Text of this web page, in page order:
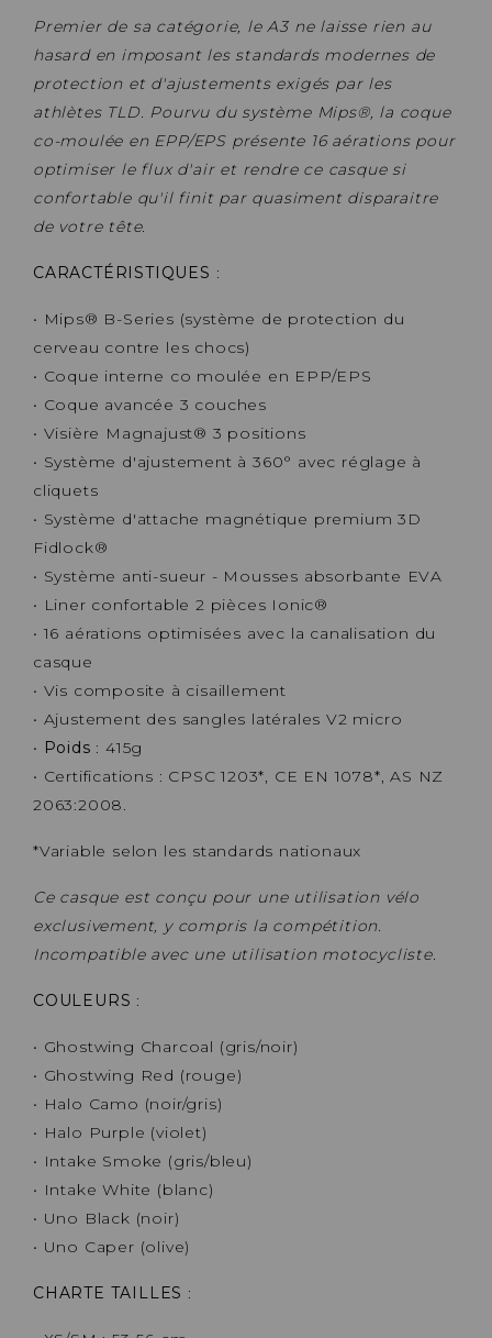
Premier de sa catégorie, le A3 ne laisse rien au
hasard en imposant les standards modernes de
protection et d'ajustements exigés par les
athlètes TLD. Pourvu du système Mips®, la coque
co-moulée en EPP/EPS présente 16 aérations pour
optimiser le flux d'air et rendre ce casque si
confortable qu'il finit par quasiment disparaitre
de votre tête.
CARACTÉRISTIQUES :
• Mips® B-Series (système de protection du
cerveau contre les chocs)
• Coque interne co moulée en EPP/EPS
• Coque avancée 3 couches
• Visière Magnajust® 3 positions
• Système d'ajustement à 360° avec réglage à
cliquets
• Système d'attache magnétique premium 3D
Fidlock®
• Système anti-sueur - Mousses absorbante EVA
• Liner confortable 2 pièces Ionic®
• 16 aérations optimisées avec la canalisation du
casque
• Vis composite à cisaillement
• Ajustement des sangles latérales V2 micro
• Poids : 415g
• Certifications : CPSC 1203*, CE EN 1078*, AS NZ
2063:2008.
*Variable selon les standards nationaux
Ce casque est conçu pour une utilisation vélo
exclusivement, y compris la compétition.
Incompatible avec une utilisation motocycliste.
COULEURS :
• Ghostwing Charcoal (gris/noir)
• Ghostwing Red (rouge)
• Halo Camo (noir/gris)
• Halo Purple (violet)
• Intake Smoke (gris/bleu)
• Intake White (blanc)
• Uno Black (noir)
• Uno Caper (olive)
CHARTE TAILLES :